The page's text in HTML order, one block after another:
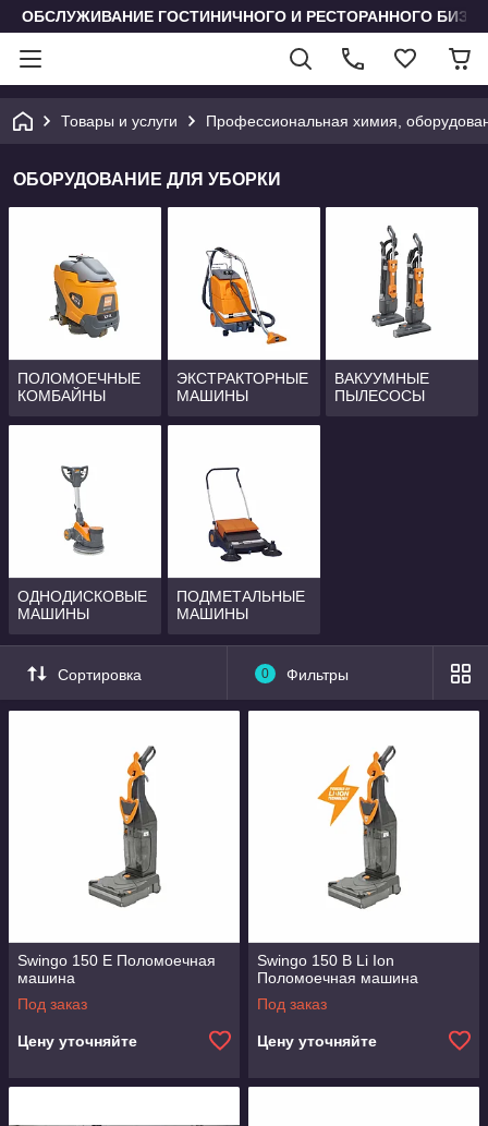
ОБСЛУЖИВАНИЕ ГОСТИНИЧНОГО И РЕСТОРАННОГО
Товары и услуги Профессиональная химия,
ОБОРУДОВАНИЕ ДЛЯ УБОРКИ
ПОЛОМОЕЧНЫЕ
КОМБАЙНЫ
ЭКСТРАКТОРНЫЕ
МАШИНЫ
ВАКУУМНЫЕ
ПЫЛЕСОСЫ
ОДНОДИСКОВЫЕ
МАШИНЫ
ПОДМЕТАЛЬНЫЕ
МАШИНЫ
Сортировка 0 Фильтры
Swingo 150 Е Поломоечная
машина
Под заказ
Цену уточняйте
Swingo 150 B Li Ion
Поломоечная машина
Под заказ
Цену уточняйте